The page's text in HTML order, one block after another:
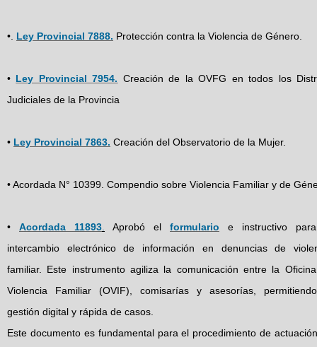
•. Ley Provincial 7888. Protección contra la Violencia de Género.
• Ley Provincial 7954. Creación de la OVFG en todos los
Judiciales de la Provincia
• Ley Provincial 7863. Creación del Observatorio de la Mujer.
• Acordada N° 10399. Compendio sobre Violencia Familiar y de
• Acordada 11893 Aprobó el formulario e instructivo
intercambio electrónico de información en denuncias de
familiar. Este instrumento agiliza la comunicación entre la
Violencia Familiar (OVIF), comisarías y asesorías,
gestión digital y rápida de casos.
Este documento es fundamental para el procedimiento de